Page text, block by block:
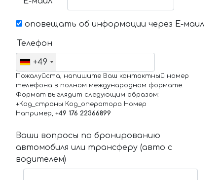
оповещать об информации через Е-маил
Телефон
+49
Пожалуйста, напишите Ваш контактный номер
телефона в полном международном формате.
Формат выглядит следующим образом:
+Код_страны Код_оператора Номер
Например, +49 176 22366899
Ваши вопросы по бронированию
автомобиля или трансферу (авто с
водителем)